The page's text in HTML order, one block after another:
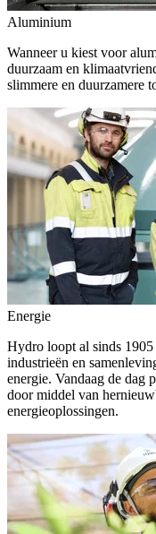
Aluminium
Wanneer u kiest voor
duurzaam en
slimmere en duurzamere
Energie
Hydro loopt al sinds
industrieën en
energie. Vandaag de dag
door middel van
energieoplossingen.